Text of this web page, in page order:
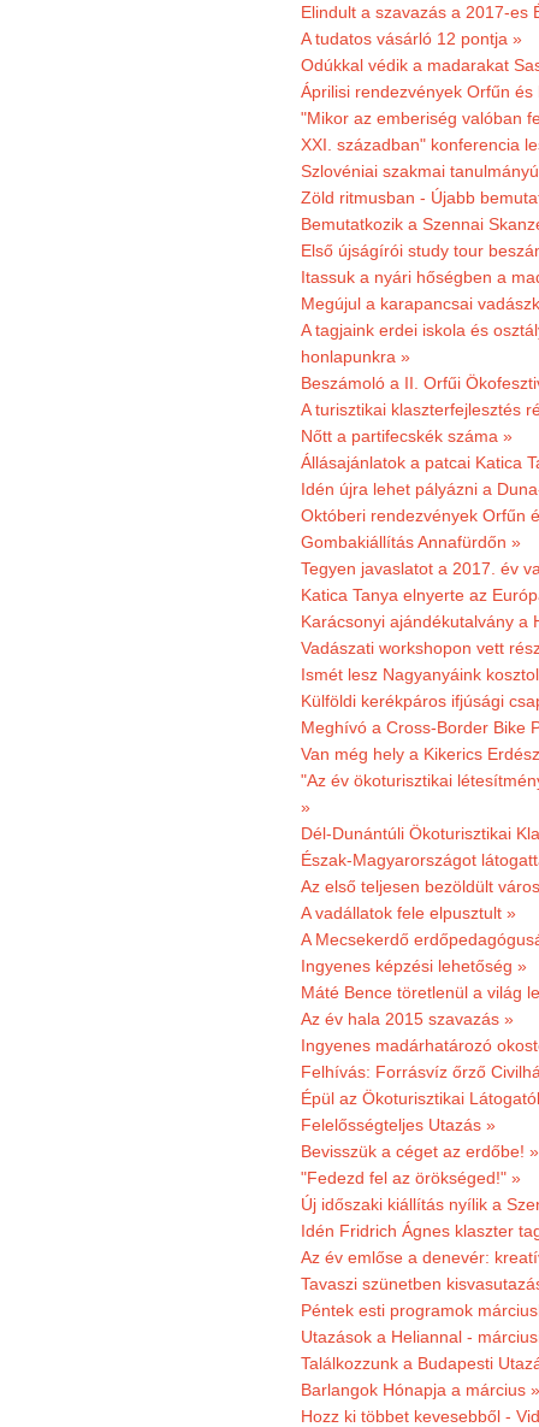
Elindult a szavazás a 2017-es
A tudatos vásárló 12 pontja »
Odúkkal védik a madarakat
Áprilisi rendezvények Orfűn és
"Mikor az emberiség valóban
XXI. században" konferencia
Szlovéniai szakmai
Zöld ritmusban - Újabb
Bemutatkozik a Szennai
Első újságírói study tour
Itassuk a nyári hőségben a
Megújul a karapancsai
A tagjaink erdei iskola és
honlapunkra »
Beszámoló a II. Orfűi
A turisztikai klaszterfejlesztés
Nőtt a partifecskék száma »
Állásajánlatok a patcai Katica
Idén újra lehet pályázni a
Októberi rendezvények Orfűn
Gombakiállítás Annafürdőn »
Tegyen javaslatot a 2017. év
Katica Tanya elnyerte az
Karácsonyi ajándékutalvány a
Vadászati workshopon vett
Ismét lesz Nagyanyáink
Külföldi kerékpáros ifjúsági
Meghívó a Cross-Border Bike
Van még hely a Kikerics
"Az év ökoturisztikai
»
Dél-Dunántúli Ökoturisztikai
Észak-Magyarországot
Az első teljesen bezöldült
A vadállatok fele elpusztult »
A Mecsekerdő
Ingyenes képzési lehetőség »
Máté Bence töretlenül a világ
Az év hala 2015 szavazás »
Ingyenes madárhatározó
Felhívás: Forrásvíz őrző
Épül az Ökoturisztikai
Felelősségteljes Utazás »
Bevisszük a céget az erdőbe! »
"Fedezd fel az örökséged!" »
Új időszaki kiállítás nyílik a
Idén Fridrich Ágnes klaszter
Az év emlőse a denevér:
Tavaszi szünetben
Péntek esti programok
Utazások a Heliannal -
Találkozzunk a Budapesti
Barlangok Hónapja a március »
Hozz ki többet kevesebből -